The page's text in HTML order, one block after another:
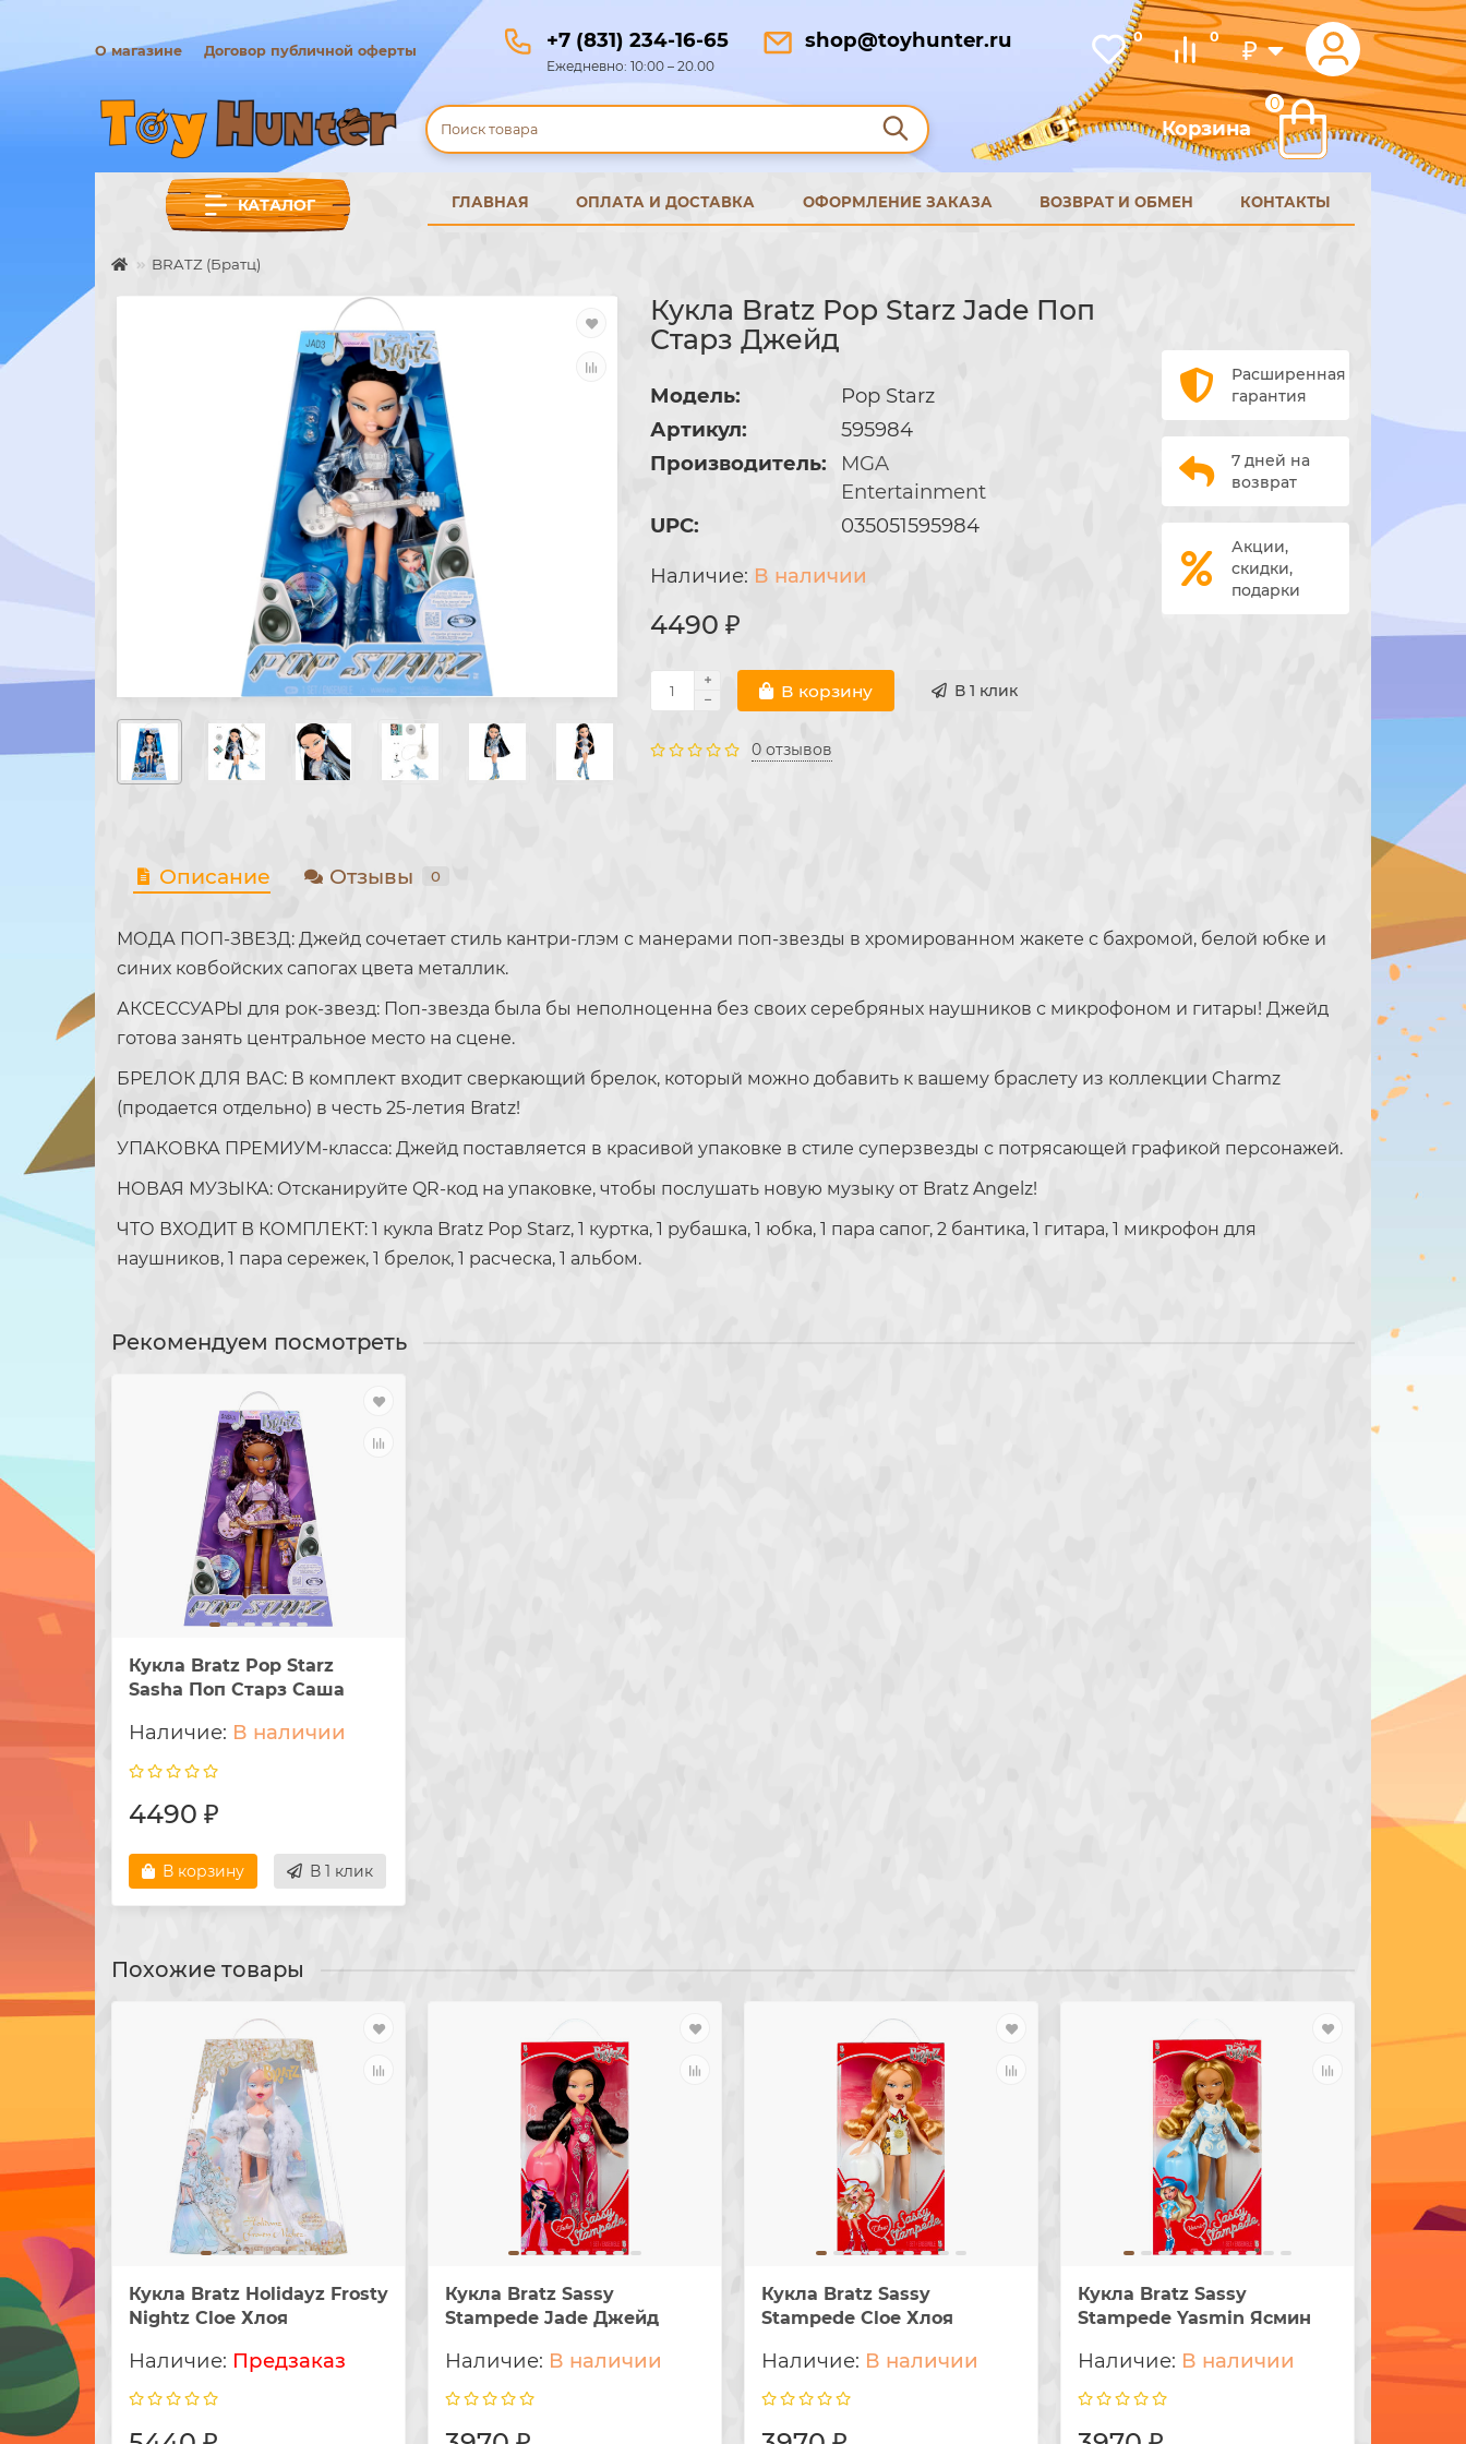
₽
0
0
+7 (831) 234-16-65
Ежедневно: 10:00 – 20.00
shop@toyhunter.ru
О магазине Договор публичной оферты
Корзина
0
КАТАЛОГ ГЛАВНАЯ ОПЛАТА И ДОСТАВКА ОФОРМЛЕНИЕ ЗАКАЗА ВОЗВРАТ И ОБМЕН КОНТАКТЫ
BRATZ (Братц)
Кукла Bratz Pop Starz Jade Поп
Старз Джейд
Модель:
Pop Starz
Артикул:
595984
Производитель:
MGA
Entertainment
UPC:
035051595984
В наличии
4490 ₽
В корзину В 1 клик
0 отзывов
Расширенная
гарантия
7 дней на
возврат
Акции,
скидки,
подарки
Описание Отзывы 0
МОДА ПОП-ЗВЕЗД: Джейд сочетает стиль кантри-глэм с манерами поп-звезды в хромированном жакете с бахромой, белой юбке и
синих ковбойских сапогах цвета металлик.
АКСЕССУАРЫ для рок-звезд: Поп-звезда была бы неполноценна без своих серебряных наушников с микрофоном и гитары! Джейд
готова занять центральное место на сцене.
БРЕЛОК ДЛЯ ВАС: В комплект входит сверкающий брелок, который можно добавить к вашему браслету из коллекции Charmz
(продается отдельно) в честь 25-летия Bratz!
УПАКОВКА ПРЕМИУМ-класса: Джейд поставляется в красивой упаковке в стиле суперзвезды с потрясающей графикой персонажей.
НОВАЯ МУЗЫКА: Отсканируйте QR-код на упаковке, чтобы послушать новую музыку от Bratz Angelz!
ЧТО ВХОДИТ В КОМПЛЕКТ: 1 кукла Bratz Pop Starz, 1 куртка, 1 рубашка, 1 юбка, 1 пара сапог, 2 бантика, 1 гитара, 1 микрофон для
наушников, 1 пара сережек, 1 брелок, 1 расческа, 1 альбом.
Рекомендуем посмотреть
Кукла Bratz Pop Starz
Sasha Поп Старз Саша
В наличии
4490 ₽
В корзину В 1 клик
Похожие товары
Кукла Bratz Holidayz Frosty
Nightz Cloe Хлоя
Предзаказ
Кукла Bratz Sassy
Stampede Jade Джейд
В наличии
Кукла Bratz Sassy
Stampede Cloe Хлоя
В наличии
Кукла Bratz Sassy
Stampede Yasmin Ясмин
В наличии